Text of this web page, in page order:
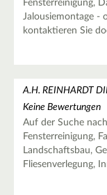
Fensterreinigung,
Jalousiemontage -
kontaktieren Sie
A.H. REINHARDT
Keine Bewertungen
Auf der Suche
Fensterreinigung,
Landschaftsbau,
Fliesenverlegung,